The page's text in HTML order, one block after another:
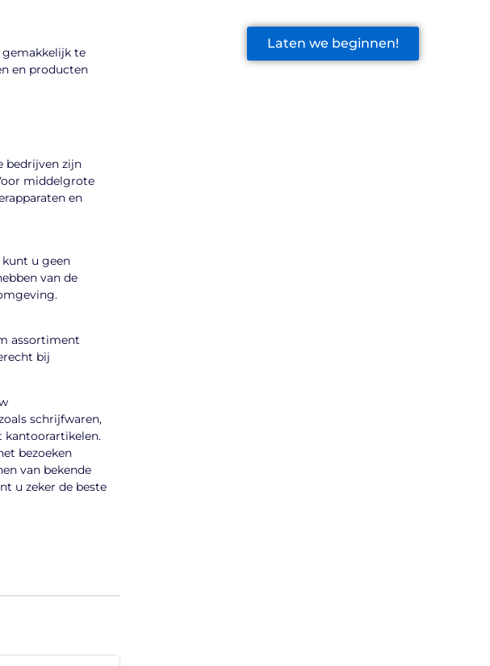
gemakkelijk te
en producten
bedrijven zijn
middelgrote
en
kunt u geen
van de
assortiment
bij
schrijfwaren,
kantoorartikelen.
bezoeken
van bekende
u zeker de beste
Laten we beginnen!